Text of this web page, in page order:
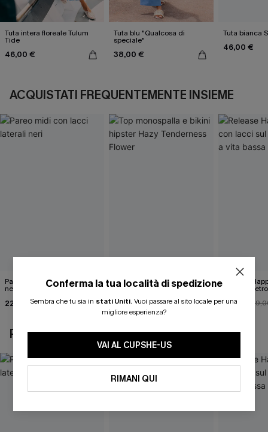
Tuta intera floreale Tulum
Tide
46,00 €
Tuta blu "Qualcosa di
speciale"
38,00 €
Tuta bianca
46,00 €
ACQUISTATI FREQUENTEMENTE INSIEME
Pareo midi con lacci laterali
neri
22,00 €24,00 €
Top monospalla e bikini
hipster Hazy Tenderness
35,00 €
Release
lacci sul
31,00 €
POTREBBE INTERESSARTI ANCHE
Conferma la tua località di spedizione
Sembra che tu sia in stati Uniti. Vuoi passare al sito locale per una
migliore esperienza?
VAI AL CUPSHE-US
RIMANI QUI